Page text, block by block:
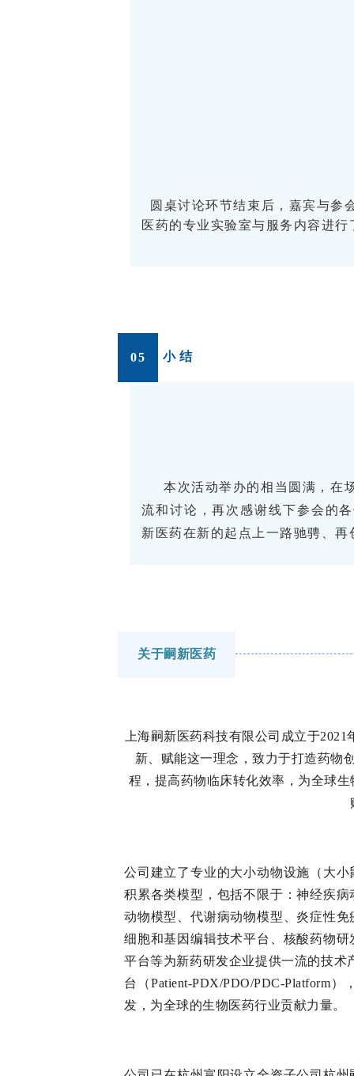
圆桌讨论环节结束后，嘉宾与参
医药的专业实验室与服务内容进
05 小 结
本次活动举办的相当圆满，在
流和讨论，再次感谢线下参会的
新医药在新的起点上一路驰骋、再
关于嗣新医药
上海嗣新医药科技有限公司成立于
新、赋能这一理念，致力于打造药物
程，提高药物临床转化效率，为全球
公司建立了专业的大小动物设施（大
积累各类模型，包括不限于：神经疾
动物模型、代谢病动物模型、炎症性
细胞和基因编辑技术平台、核酸药物
平台等为新药研发企业提供一流的技术
台（Patient-PDX/PDO/PDC-Platform
发，为全球的生物医药行业贡献力量。